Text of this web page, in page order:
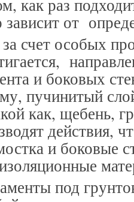
как раз
зависит от
счет особых
и боковых
пучинитый
как, щебень,
действия,
и боковые
под